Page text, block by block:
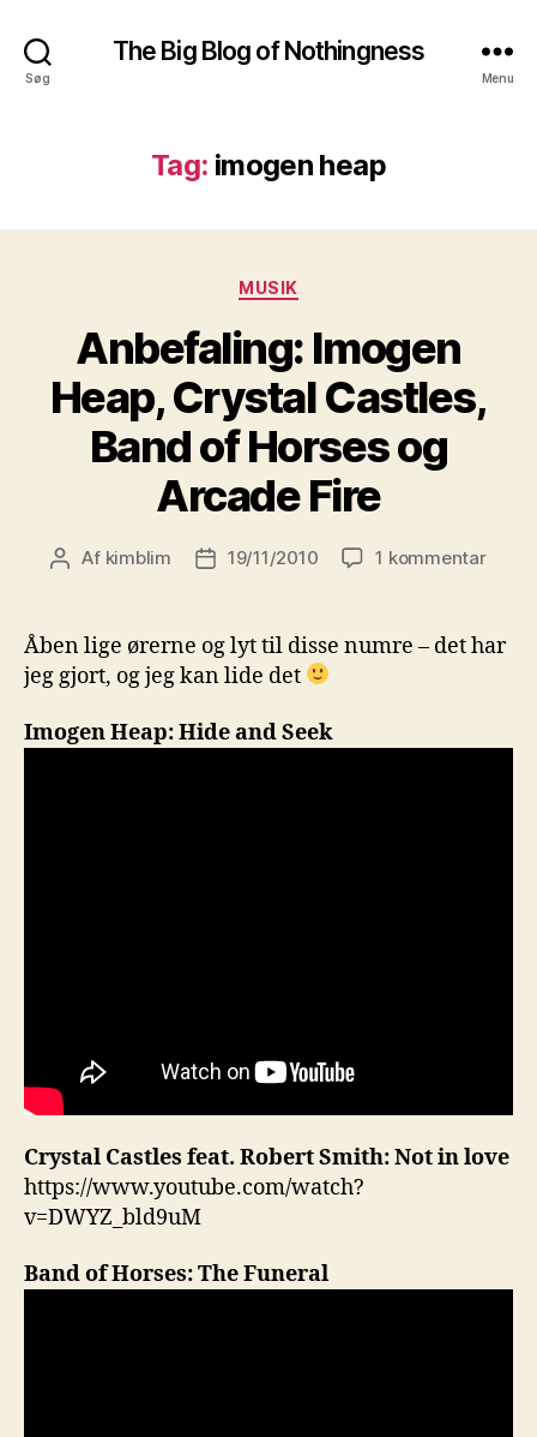
Søg
The Big Blog of Nothingness
Menu
Tag: imogen heap
Kategorier
MUSIK
Anbefaling: Imogen
Heap, Crystal Castles,
Band of Horses og
Arcade Fire
Indlægsforfatter
Af kimblim Indlægsdato
19/11/2010 1 kommentartil
Åben lige ørerne og lyt til disse numre – det har
jeg gjort, og jeg kan lide det
Imogen Heap: Hide and Seek
Crystal Castles feat. Robert Smith: Not in love
https://www.youtube.com/watch?
v=DWYZ_bld9uM
Band of Horses: The Funeral